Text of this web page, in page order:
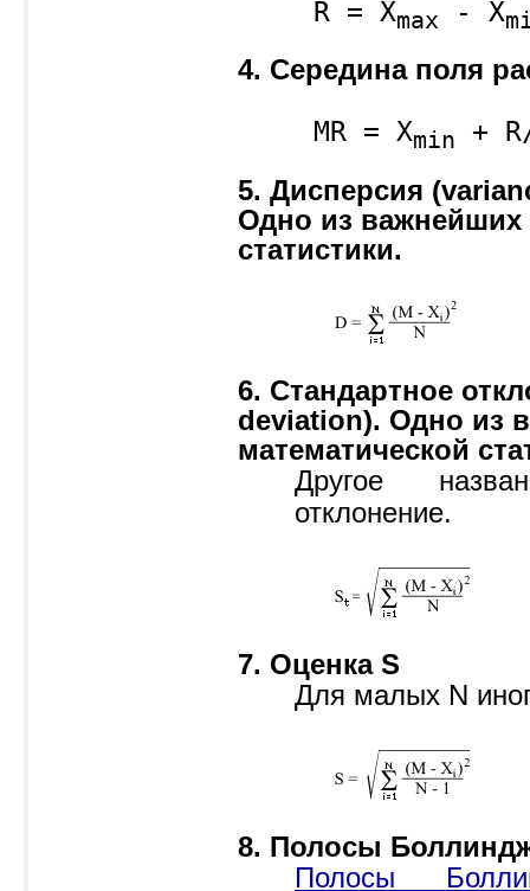
R = Xmax - X
4. Середина поля
MR = Xmin +
5. Дисперсия
Одно из важнейших
статистики.
6. Cтандартное
deviation). Одно из
математической
Другое
отклонение.
7. Оценка S
Для малых N
8. Полосы
Полосы